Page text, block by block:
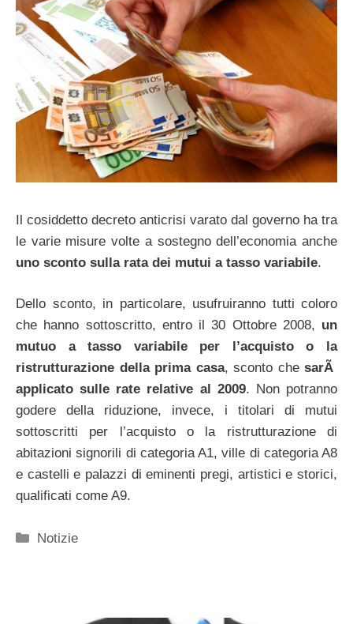
Il cosiddetto decreto anticrisi varato dal governo ha tra
le varie misure volte a sostegno dell’economia anche
uno sconto sulla rata dei mutui a tasso variabile.
Dello sconto, in particolare, usufruiranno tutti coloro
che hanno sottoscritto, entro il 30 Ottobre 2008, un
mutuo a tasso variabile per l’acquisto o la
ristrutturazione della prima casa, sconto che sarÃ
applicato sulle rate relative al 2009. Non potranno
godere della riduzione, invece, i titolari di mutui
sottoscritti per l’acquisto o la ristrutturazione di
abitazioni signorili di categoria A1, ville di categoria A8
e castelli e palazzi di eminenti pregi, artistici e storici,
qualificati come A9.
Categorie
Notizie